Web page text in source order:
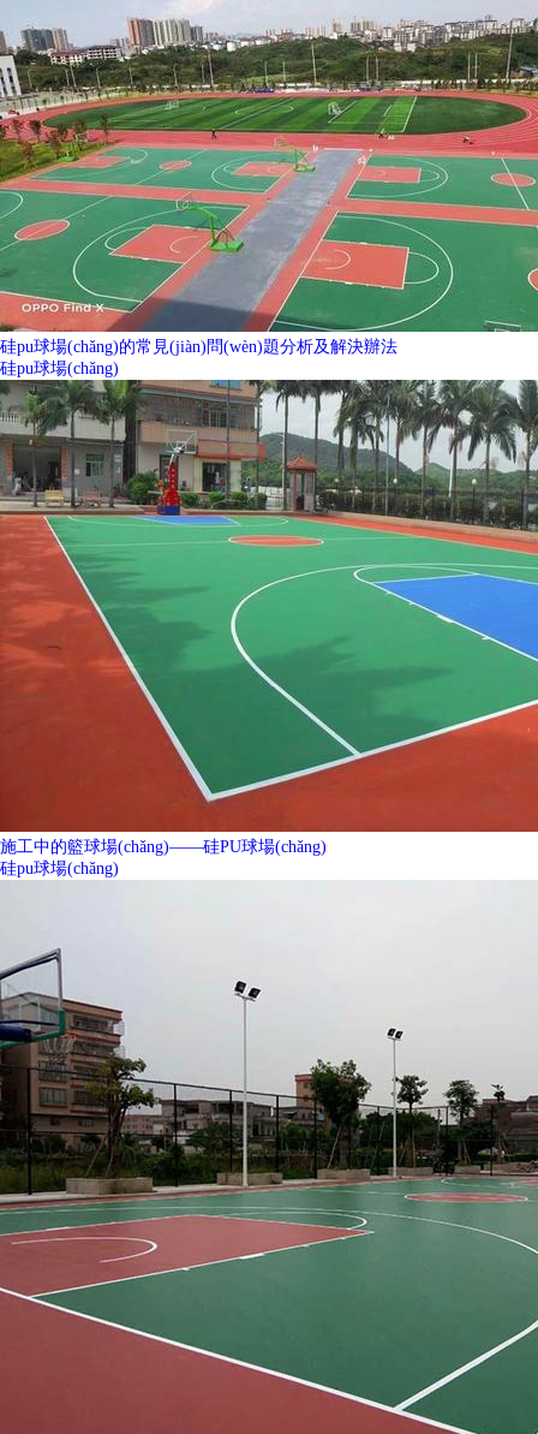
硅pu球場(chǎng)的常見(jiàn)問(wèn)題分析及解決辦法
硅pu球場(chǎng)
施工中的籃球場(chǎng)——硅PU球場(chǎng)
硅pu球場(chǎng)